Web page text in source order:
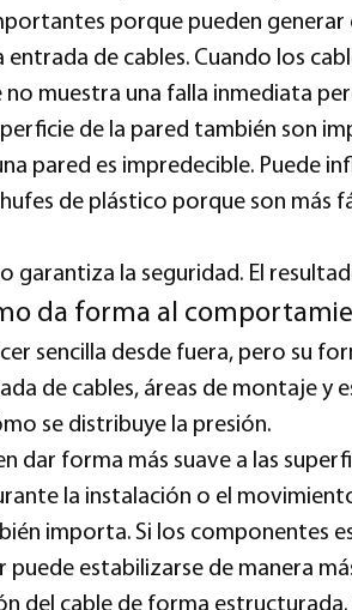
porque pueden
de cables. Cuando los
no muestra una falla inmediata
de la pared también son
pared es impredecible. Puede
de plástico porque son
garantiza la seguridad. El
da forma al
sencilla desde fuera, pero su
de cables, áreas de montaje
se distribuye la presión.
dar forma más suave a las
la instalación o el
importa. Si los componentes
puede estabilizarse de manera
del cable de forma